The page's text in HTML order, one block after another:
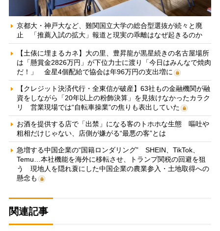
京都大・神戸大など、難関国立大学の総合型選抜が続々と廃
止 「推薦入試の拡大」報道と現実の乖離はなぜ起きるのか
【土俵に埋まるカネ】大の里、豊昇龍が黒星続きの名古屋場所
は「懸賞金2826万円」が下位力士に渡り「今日はみんなで焼肉
だ！」 金星4個配給で協会は年96万円の支出増に
【クレジット決済代行・全東信が破産】63社もの金融機関が融
資をしながら「20年以上の粉飾決算」を見抜けなかったカラク
リ 営業現場では“自転車操業”の焦りも表出していた
お酒を提供する店で「出禁」になる客のトホホな生態 嘔吐や
粗相だけじゃない、店側が嫌がる“最悪の客”とは
急増する中国企業の“国籍ロンダリング” SHEIN、TikTok、
Temu…本社機能を海外に移転させ、トランプ関税の回避を狙
う 現地人を隠れ蓑にした中国企業の農業参入・土地取得への
懸念も
関連記事